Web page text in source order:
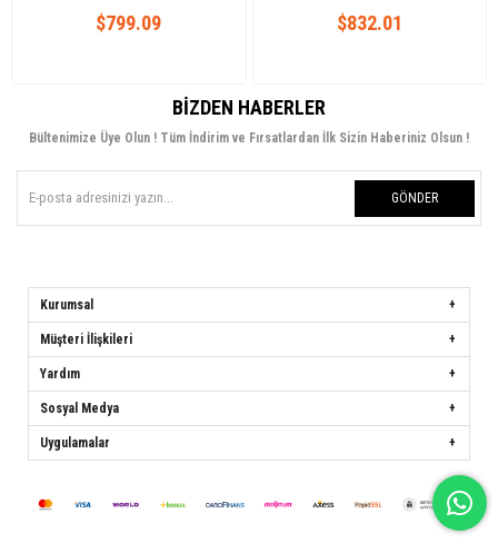
$799.09 $832.01
BIZDEN HABERLER
Bültenimize Üye Olun ! Tüm İndirim ve Fırsatlardan İlk Sizin Haberiniz Olsun !
GÖNDER
Kurumsal
Müşteri İlişkileri
Yardım
Sosyal Medya
Uygulamalar